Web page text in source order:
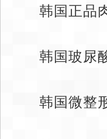
韩国正品
韩国玻尿
韩国微整